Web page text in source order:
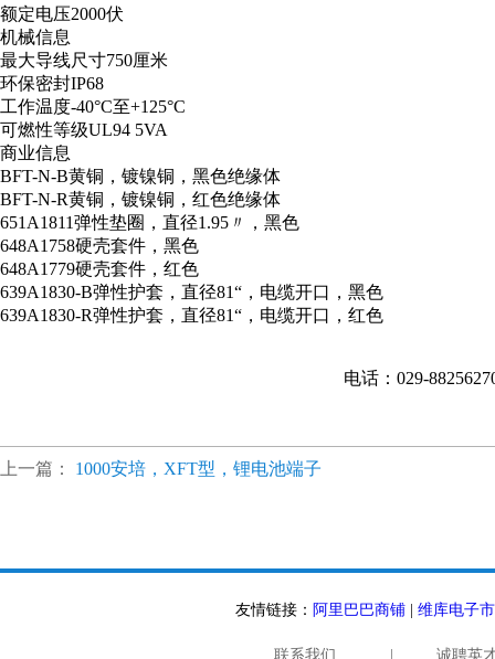
额定电压2000伏
机械信息
最大导线尺寸750厘米
环保密封IP68
工作温度-40°C至+125°C
可燃性等级UL94 5VA
商业信息
BFT-N-B黄铜，镀镍铜，黑色绝缘体
BFT-N-R黄铜，镀镍铜，红色绝缘体
651A1811弹性垫圈，直径1.95〃，黑色
648A1758硬壳套件，黑色
648A1779硬壳套件，红色
639A1830-B弹性护套，直径81“，电缆开口，黑色
639A1830-R弹性护套，直径81“，电缆开口，红色
电话：029-
上一篇： 1000安培，XFT型，锂电池端子
友情链接： 阿里巴巴商铺 维库电子
联系我们 诚聘英